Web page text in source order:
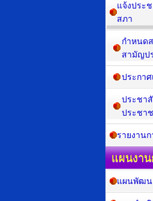
แจ้งประ
สภา
กำหนด
สามัญป
ประกา
ประชา
ประชา
รายงาน
แผนงา
แผนพัฒน